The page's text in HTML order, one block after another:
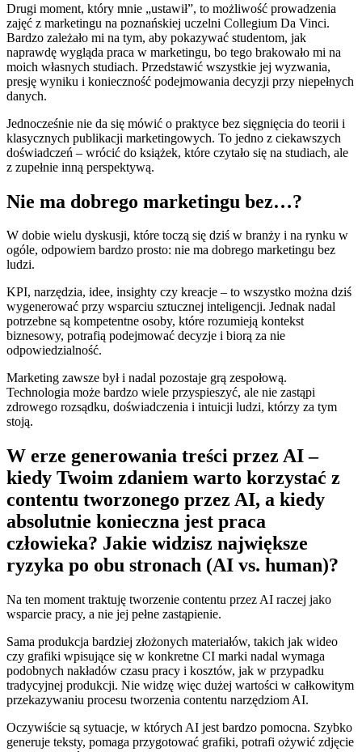
Drugi moment, który mnie „ustawił”, to możliwość prowadzenia
zajęć z marketingu na poznańskiej uczelni Collegium Da Vinci.
Bardzo zależało mi na tym, aby pokazywać studentom, jak
naprawdę wygląda praca w marketingu, bo tego brakowało mi na
moich własnych studiach. Przedstawić wszystkie jej wyzwania,
presję wyniku i konieczność podejmowania decyzji przy niepełnych
danych.
Jednocześnie nie da się mówić o praktyce bez sięgnięcia do teorii i
klasycznych publikacji marketingowych. To jedno z ciekawszych
doświadczeń – wrócić do książek, które czytało się na studiach, ale
z zupełnie inną perspektywą.
Nie ma dobrego marketingu bez…?
W dobie wielu dyskusji, które toczą się dziś w branży i na rynku w
ogóle, odpowiem bardzo prosto: nie ma dobrego marketingu bez
ludzi.
KPI, narzędzia, idee, insighty czy kreacje – to wszystko można dziś
wygenerować przy wsparciu sztucznej inteligencji. Jednak nadal
potrzebne są kompetentne osoby, które rozumieją kontekst
biznesowy, potrafią podejmować decyzje i biorą za nie
odpowiedzialność.
Marketing zawsze był i nadal pozostaje grą zespołową.
Technologia może bardzo wiele przyspieszyć, ale nie zastąpi
zdrowego rozsądku, doświadczenia i intuicji ludzi, którzy za tym
stoją.
W erze generowania treści przez AI –
kiedy Twoim zdaniem warto korzystać z
contentu tworzonego przez AI, a kiedy
absolutnie konieczna jest praca
człowieka? Jakie widzisz największe
ryzyka po obu stronach (AI vs. human)?
Na ten moment traktuję tworzenie contentu przez AI raczej jako
wsparcie pracy, a nie jej pełne zastąpienie.
Sama produkcja bardziej złożonych materiałów, takich jak wideo
czy grafiki wpisujące się w konkretne CI marki nadal wymaga
podobnych nakładów czasu pracy i kosztów, jak w przypadku
tradycyjnej produkcji. Nie widzę więc dużej wartości w całkowitym
przekazywaniu procesu tworzenia contentu narzędziom AI.
Oczywiście są sytuacje, w których AI jest bardzo pomocna. Szybko
generuje teksty, pomaga przygotować grafiki, potrafi ożywić zdjęcie